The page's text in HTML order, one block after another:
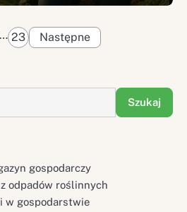
Stronicowanie
… 23 Następne
Szukaj
gospodarczy
odpadów roślinnych
w gospodarstwie